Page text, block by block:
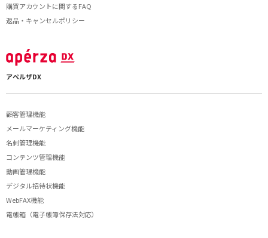
購買アカウントに関するFAQ
返品・キャンセルポリシー
アペルザDX
顧客管理機能
メールマーケティング機能
名刺管理機能
コンテンツ管理機能
動画管理機能
デジタル招待状機能
WebFAX機能
電帳箱（電子帳簿保存法対応）